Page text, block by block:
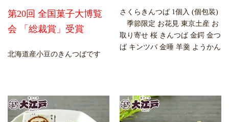
第20回 全国菓子大博覧
会 「総裁賞」受賞
北海道産小豆のきんつばです
さくらきんつば 1個入 (個包装)
季節限定 お花見 東京土産 お
取り寄せ 桜 きんつば 金鍔 金つ
ば キンツバ 金唾 羊羹 ようかん